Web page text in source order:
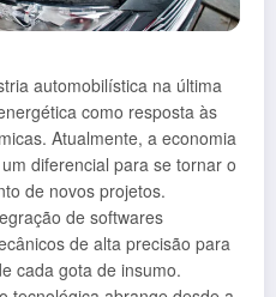
automobilística na última
como resposta às
Atualmente, a economia
diferencial para se tornar o
de novos projetos.
de softwares
de alta precisão para
cada gota de insumo.